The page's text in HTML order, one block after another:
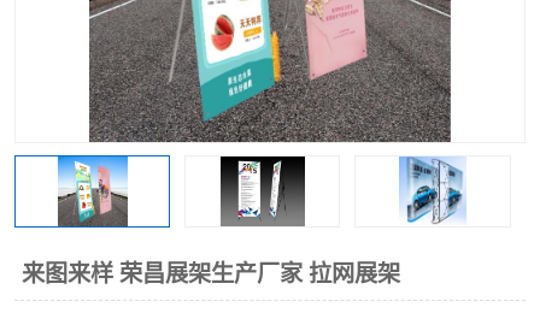
来图来样 荣昌展架生产厂家 拉网展架